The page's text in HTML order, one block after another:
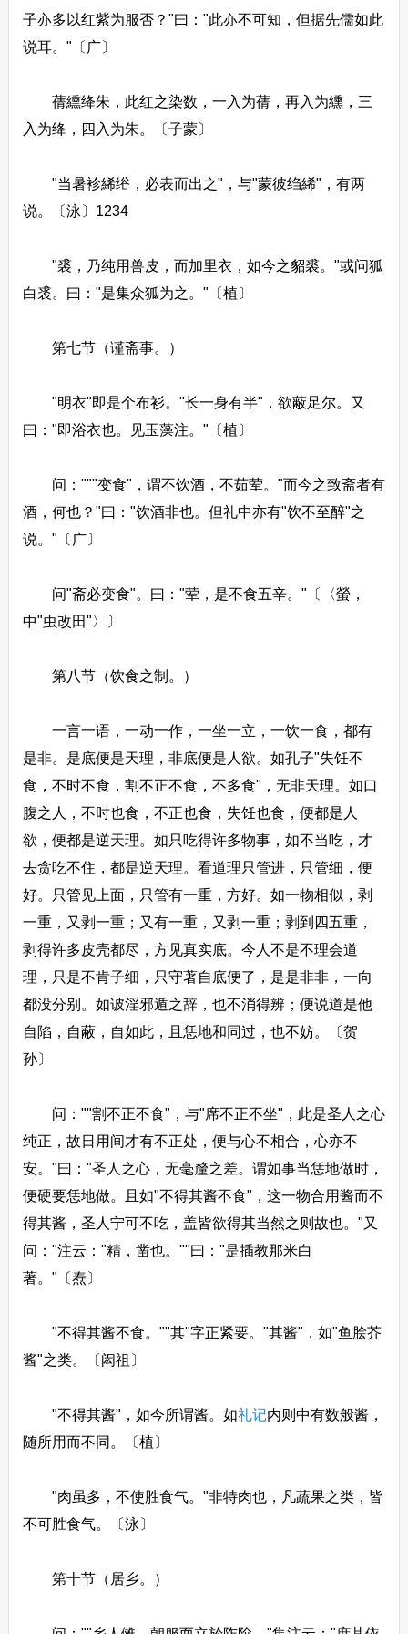
子亦多以红紫为服否？"曰："此亦不可知，但据先儒如此
说耳。"〔广〕
蒨纁绛朱，此红之染数，一入为蒨，再入为纁，三
入为绛，四入为朱。〔子蒙〕
"当暑袗絺绤，必表而出之"，与"蒙彼绉絺"，有两
说。〔泳〕1234
"裘，乃纯用兽皮，而加里衣，如今之貂裘。"或问狐
白裘。曰："是集众狐为之。"〔植〕
第七节（谨斋事。）
"明衣"即是个布衫。"长一身有半"，欲蔽足尔。又
曰："即浴衣也。见玉藻注。"〔植〕
问："""变食"，谓不饮酒，不茹荤。"而今之致斋者有
酒，何也？"曰："饮酒非也。但礼中亦有"饮不至醉"之
说。"〔广〕
问"斋必变食"。曰："荤，是不食五辛。"〔〈螢，
中"虫改田"〉〕
第八节（饮食之制。）
一言一语，一动一作，一坐一立，一饮一食，都有
是非。是底便是天理，非底便是人欲。如孔子"失饪不
食，不时不食，割不正不食，不多食"，无非天理。如口
腹之人，不时也食，不正也食，失饪也食，便都是人
欲，便都是逆天理。如只吃得许多物事，如不当吃，才
去贪吃不住，都是逆天理。看道理只管进，只管细，便
好。只管见上面，只管有一重，方好。如一物相似，剥
一重，又剥一重；又有一重，又剥一重；剥到四五重，
剥得许多皮壳都尽，方见真实底。今人不是不理会道
理，只是不肯子细，只守著自底便了，是是非非，一向
都没分别。如诐淫邪遁之辞，也不消得辨；便说道是他
自陷，自蔽，自如此，且恁地和同过，也不妨。〔贺
孙〕
问：""割不正不食"，与"席不正不坐"，此是圣人之心
纯正，故日用间才有不正处，便与心不相合，心亦不
安。"曰："圣人之心，无毫釐之差。谓如事当恁地做时，
便硬要恁地做。且如"不得其酱不食"，这一物合用酱而不
得其酱，圣人宁可不吃，盖皆欲得其当然之则故也。"又
问："注云："精，凿也。""曰："是插教那米白
著。"〔焘〕
"不得其酱不食。""其"字正紧要。"其酱"，如"鱼脍芥
酱"之类。〔闳祖〕
"不得其酱"，如今所谓酱。如礼记内则中有数般酱，
随所用而不同。〔植〕
"肉虽多，不使胜食气。"非特肉也，凡蔬果之类，皆
不可胜食气。〔泳〕
第十节（居乡。）